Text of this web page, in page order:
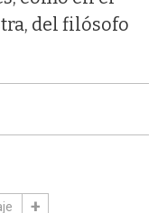
del filósofo